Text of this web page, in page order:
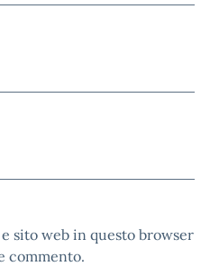
sito web in questo browser
commento.